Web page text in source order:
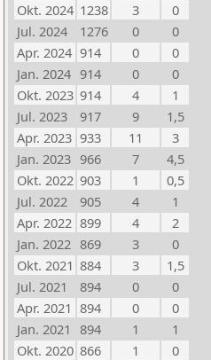
Okt. 2024 1238 3
0
Jul. 2024
1276 0
0
Apr. 2024 914 0
0
Jan. 2024 914 0
0
Okt. 2023 914 4
1
Jul. 2023
917 9
1,5
Apr. 2023 933 11
3
Jan. 2023 966 7
4,5
Okt. 2022 903 1
0,5
Jul. 2022
905 4
1
Apr. 2022 899 4
2
Jan. 2022 869 3
0
Okt. 2021 884 3
1,5
Jul. 2021
894 0
0
Apr. 2021 894 0
0
Jan. 2021 894 1
1
Okt. 2020 866 1
0